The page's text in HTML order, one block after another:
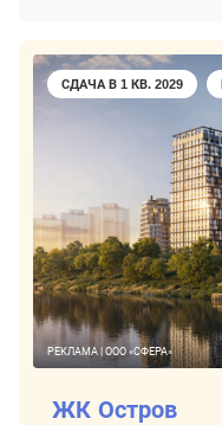
СДАЧА В 1 КВ. 2029
РЕКЛАМА | ООО «СФЕРА»
ЖК Остров